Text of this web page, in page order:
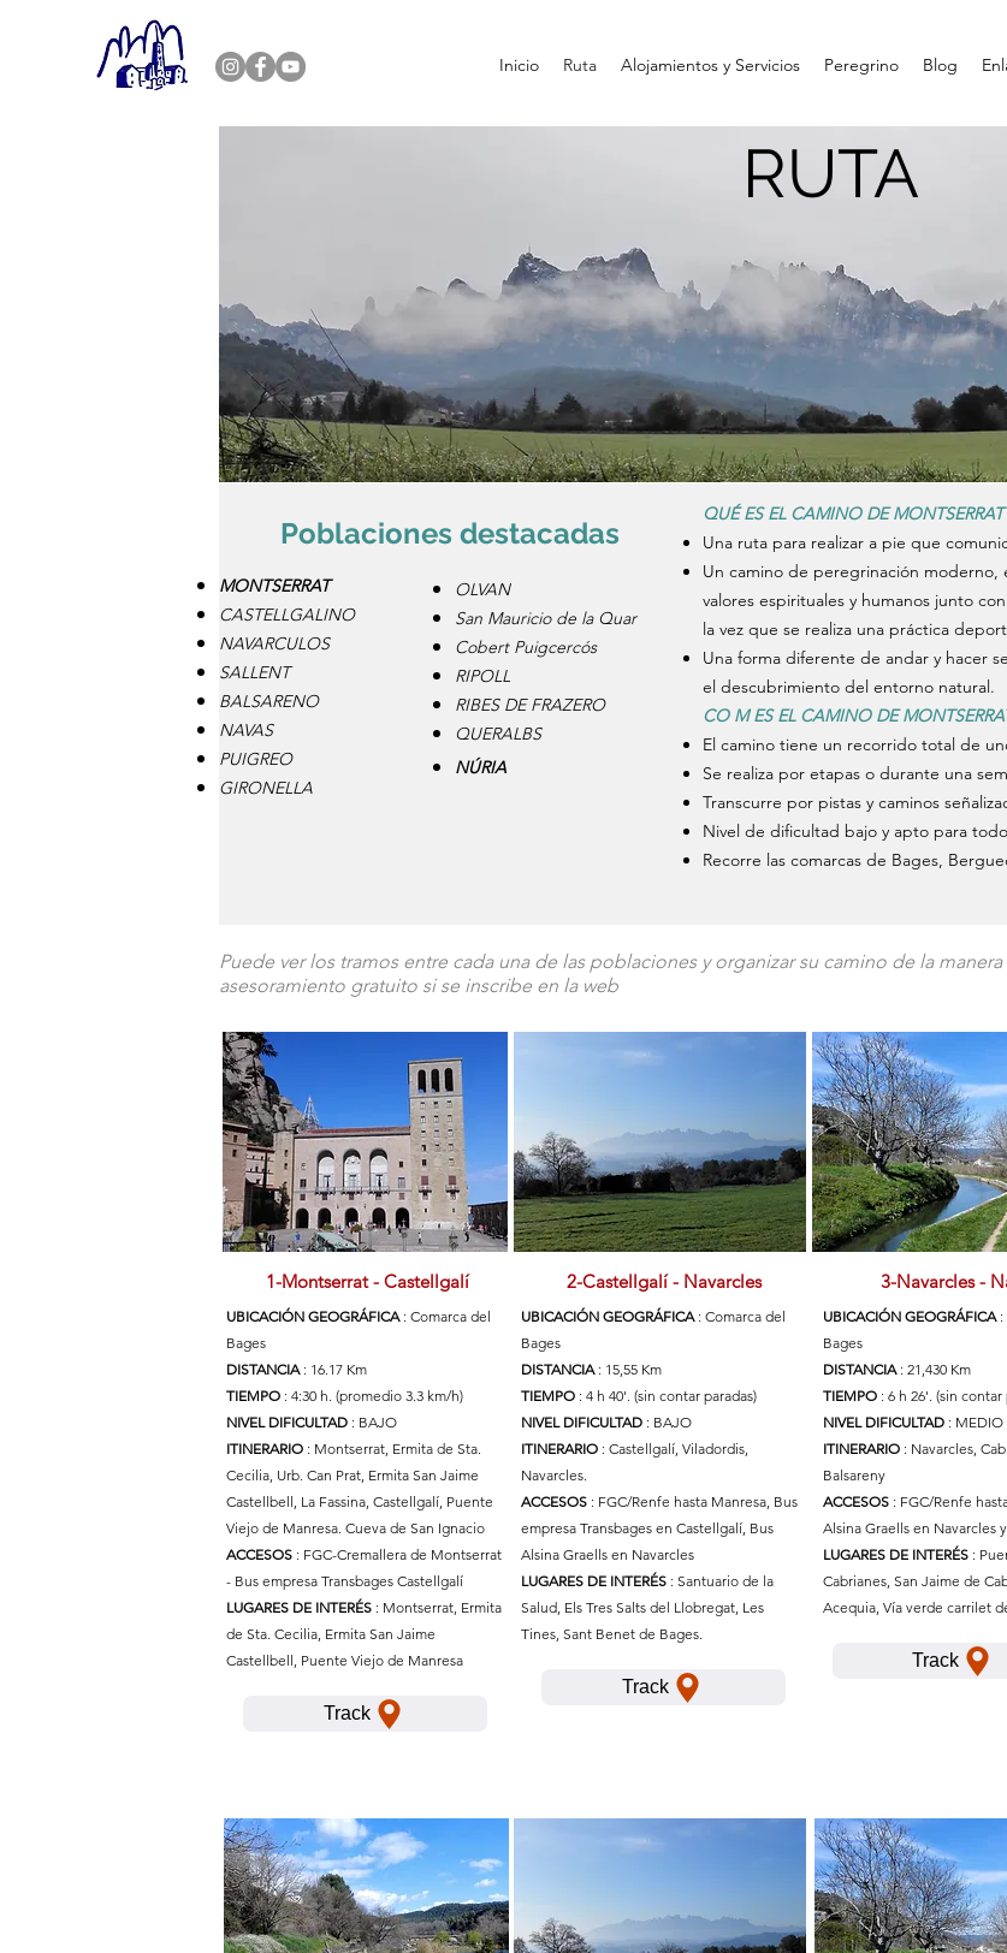
Inicio Ruta Alojamientos y Servicios Peregrino Blog
RUTA
MONTSERRAT
CASTELLGALINO
NAVARCULOS
SALLENT
BALSARENO
NAVAS
PUIGREO
GIRONELLA
OLVAN
San Mauricio de la Quar
Cobert Puigcercós
RIPOLL
RIBES DE FRAZERO
QUERALBS
NÚRIA
QUÉ ES EL CAMINO DE
Una ruta para realizar a pie que
Un camino de peregrinación
valores espirituales y humanos junto
la vez que se realiza una práctica
Una forma diferente de andar y hacer
el descubrimiento del entorno natural.
CO M ES EL CAMINO DE
El camino tiene un recorrido total de
Se realiza por etapas o durante una
Transcurre por pistas y caminos
Nivel de dificultad bajo y apto para
Recorre las comarcas de Bages,
Poblaciones destacadas
Puede ver los tramos entre cada una de las poblaciones y organizar su camino de la
asesoramiento gratuito si se inscribe en la web
1-Montserrat - Castellgalí
UBICACIÓN GEOGRÁFICA: Comarca del
Bages
DISTANCIA: 16.17 Km
TIEMPO : 4:30 h. (promedio 3.3 km/h)
NIVEL DIFICULTAD : BAJO
ITINERARIO : Montserrat, Ermita de Sta.
Cecilia, Urb. Can Prat, Ermita San Jaime
Castellbell, La Fassina, Castellgalí, Puente
Viejo de Manresa. Cueva de San Ignacio
ACCESOS : FGC-Cremallera de Montserrat
- Bus empresa Transbages Castellgalí
LUGARES DE INTERÉS : Montserrat, Ermita
de Sta. Cecilia, Ermita San Jaime
Castellbell, Puente Viejo de Manresa
Track
2-Castellgalí - Navarcles
UBICACIÓN GEOGRÁFICA: Comarca del
Bages
DISTANCIA: 15,55 Km
TIEMPO : 4 h 40'. (sin contar paradas)
NIVEL DIFICULTAD : BAJO
ITINERARIO : Castellgalí, Viladordis,
Navarcles.
ACCESOS : FGC/Renfe hasta Manresa, Bus
empresa Transbages en Castellgalí, Bus
Alsina Graells en Navarcles
LUGARES DE INTERÉS : Santuario de la
Salud, Els Tres Salts del Llobregat, Les
Tines, Sant Benet de Bages.
Track
3-Navarcles -
UBICACIÓN GEOGRÁFICA:
Bages
DISTANCIA: 21,430 Km
TIEMPO: 6 h 26'. (sin contar
NIVEL DIFICULTAD: MEDIO
ITINERARIO: Navarcles,
Balsareny
ACCESOS: FGC/Renfe
Alsina Graells en Navarcles
LUGARES DE INTERÉS:
Cabrianes, San Jaime de
Acequia, Vía verde carrilet
Track